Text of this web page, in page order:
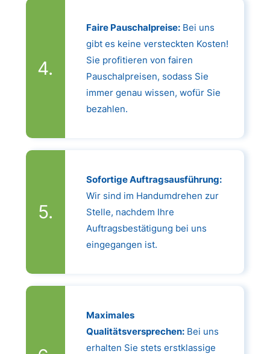
Faire Pauschalpreise:Bei uns
gibt es keine versteckten Kosten!
Sie profitieren von fairen
Pauschalpreisen, sodass Sie
immer genau wissen, wofür Sie
bezahlen.
Sofortige Auftragsausführung:
Wir sind im Handumdrehen zur
Stelle, nachdem Ihre
Auftragsbestätigung bei uns
eingegangen ist.
Maximales
Qualitätsversprechen:Bei uns
erhalten Sie stets erstklassige